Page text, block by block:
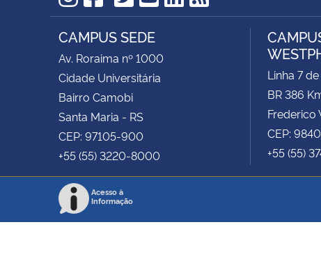
Instagram
Facebook
TikTok
Twitter
YouTube
LinkedIn
RSS
CAMPUS SEDE
Av. Roraima nº 1000
Cidade Universitária
Bairro Camobi
Santa Maria - RS
CEP: 97105-900
+55 (55) 3220-8000
Linha 7
BR 386
Frederico
CEP:
+55 (55)
Acesso à
Informação